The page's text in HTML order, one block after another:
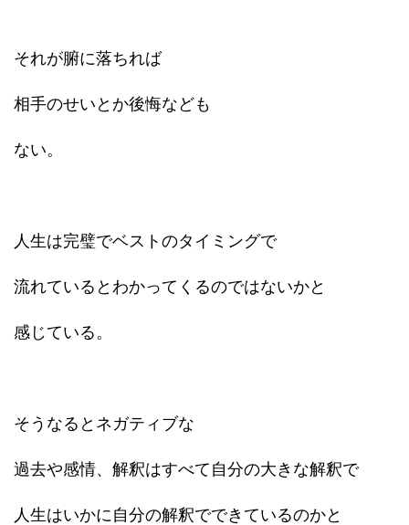
それが腑に落ちれば
相手のせいとか後悔なども
ない。
人生は完璧でベストのタイミングで
流れているとわかってくるのではないかと
感じている。
そうなるとネガティブな
過去や感情、解釈はすべて自分の大きな解釈で
人生はいかに自分の解釈でできているのかと